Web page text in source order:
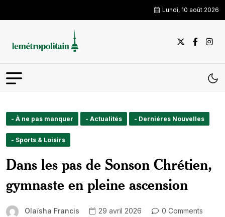
Lundi, 10 août 2026
- À ne pas manquer - Actualités - Derniéres Nouvelles
- Sports & Loisirs
Dans les pas de Sonson Chrétien,
gymnaste en pleine ascension
Olaïsha Francis 29 avril 2026
0 Comments